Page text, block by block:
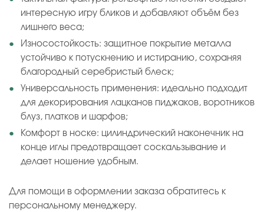
интересную игру бликов и добавляют объём без
лишнего веса;
Износостойкость: защитное покрытие металла
устойчиво к потускнению и истиранию, сохраняя
благородный серебристый блеск;
Универсальность применения: идеально подходит
для декорирования лацканов пиджаков, воротников
блуз, платков и шарфов;
Комфорт в носке: цилиндрический наконечник на
конце иглы предотвращает соскальзывание и
делает ношение удобным.
Для помощи в оформлении заказа обратитесь к
персональному менеджеру.